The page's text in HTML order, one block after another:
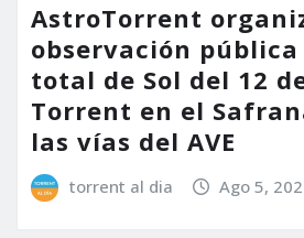
AstroTorrent
observación
total de Sol del 12
Torrent en el
las vías del AVE
torrent al dia Ago 5,